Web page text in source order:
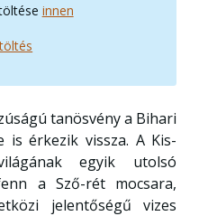
innen
tanösvény a Bihari
is érkezik vissza. A Kis-
egyik utolsó
a Sző-rét mocsara,
jelentőségű vizes